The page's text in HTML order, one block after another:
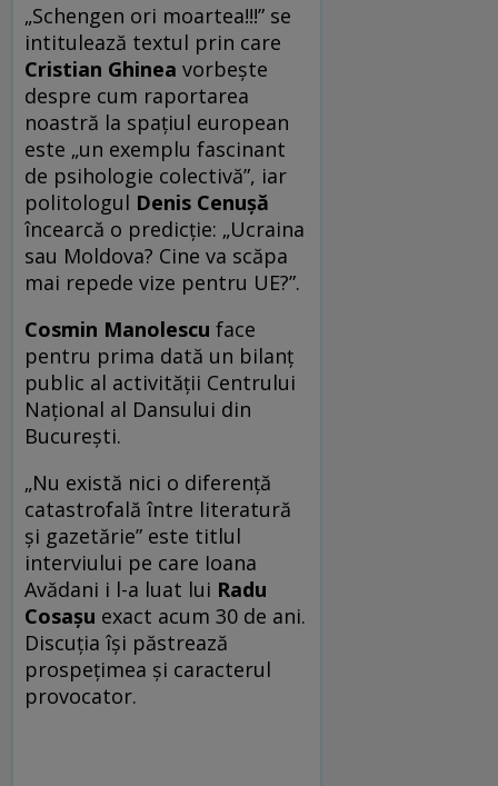
„Schengen ori moartea!!!” se
intitulează textul prin care
Cristian Ghinea vorbeşte
despre cum raportarea
noastră la spaţiul european
este „un exemplu fascinant
de psihologie colectivă”, iar
politologul Denis Cenuşă
încearcă o predicţie: „Ucraina
sau Moldova? Cine va scăpa
mai repede vize pentru UE?”.
Cosmin Manolescu face
pentru prima dată un bilanţ
public al activităţii Centrului
Naţional al Dansului din
Bucureşti.
„Nu există nici o diferenţă
catastrofală între literatură
şi gazetărie” este titlul
interviului pe care Ioana
Avădani i l-a luat lui Radu
Cosaşu exact acum 30 de ani.
Discuţia îşi păstrează
prospeţimea şi caracterul
provocator.